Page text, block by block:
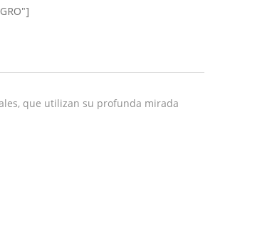
que utilizan su profunda mirada